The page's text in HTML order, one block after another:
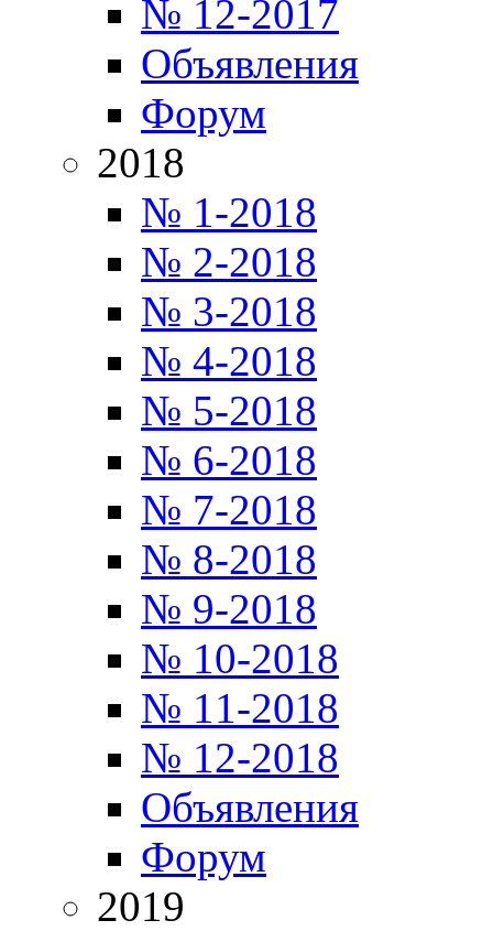
№ 12-2017
Объявления
Форум
2018
№ 1-2018
№ 2-2018
№ 3-2018
№ 4-2018
№ 5-2018
№ 6-2018
№ 7-2018
№ 8-2018
№ 9-2018
№ 10-2018
№ 11-2018
№ 12-2018
Объявления
Форум
2019